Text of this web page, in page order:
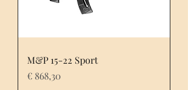
M&P 15-22 Sport
Prijs
€ 868,30